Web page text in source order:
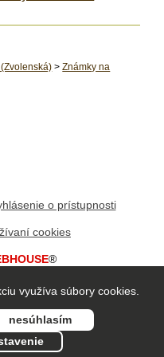
>Známky na
o prístupnosti
cookies
®
vis mo®
využíva súbory cookies.
nesúhlasím